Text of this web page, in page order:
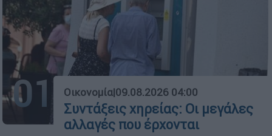
01 Οικονομία|09.08.2026 04:00
Συντάξεις χηρείας: Οι μεγάλες
αλλαγές που έρχονται